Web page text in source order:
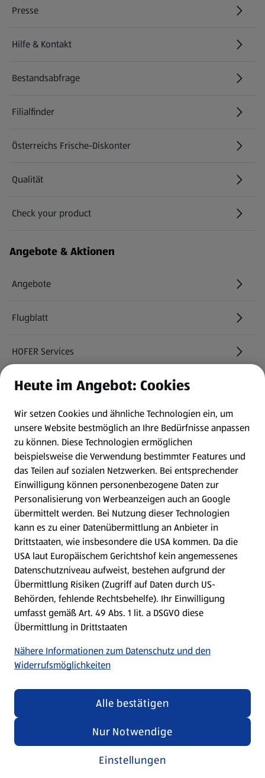
Presse
Hilfe & Kontakt
(öffnet in einem neuen Tab)
Bestandsabfrage
(öffnet in einem neuen Tab)
Filialfinder
Österreichs Frische-Diskonter
Qualität
Check your product
(öffnet in einem neuen Tab)
Angebote & Aktionen
Angebote
Flugblatt
HOFER Services
Newsletter
WhatsApp
Gewinnspiele
Mein HOFER. Meine Einkäufe.
Meine Meinung. Mein HOFER.
Gutscheingroßbestellung
(öffnet in einem neuen Tab)
Folge uns hier:
Jetzt die HOFER App downloaden
Datenschutz- und Richtlinienmenü
Impressum
Security Policy
(öffnet in einem neuen Tab)
Heute im Angebot: Cookies
Wir setzen Cookies und ähnliche Technologien ein, um
unsere Website bestmöglich an Ihre Bedürfnisse anpassen
zu können. Diese Technologien ermöglichen
beispielsweise die Verwendung bestimmter Features und
das Teilen auf sozialen Netzwerken. Bei entsprechender
Einwilligung können personenbezogene Daten zur
Personalisierung von Werbeanzeigen auch an Google
übermittelt werden. Bei Nutzung dieser Technologien
kann es zu einer Datenübermittlung an Anbieter in
Drittstaaten, wie insbesondere die USA kommen. Da die
USA laut Europäischem Gerichtshof kein angemessenes
Datenschutzniveau aufweist, bestehen aufgrund der
Übermittlung Risiken (Zugriff auf Daten durch US-
Behörden, fehlende Rechtsbehelfe). Ihr Einwilligung
umfasst gemäß Art. 49 Abs. 1 lit. a DSGVO diese
Übermittlung in Drittstaaten
Nähere Informationen zum Datenschutz und den
Widerrufsmöglichkeiten
Einstellungen
Nur Notwendige
Alle bestätigen